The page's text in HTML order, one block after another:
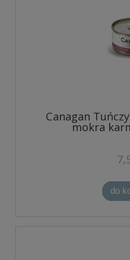
Canagan
mokra
do